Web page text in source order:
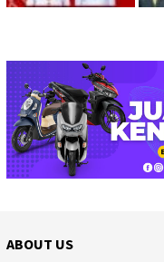
ABOUT US